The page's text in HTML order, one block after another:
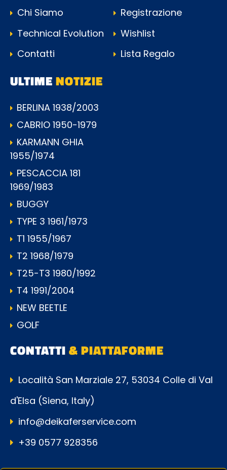
Chi Siamo
Technical Evolution
Contatti
Registrazione
Wishlist
Lista Regalo
ULTIMENOTIZIE
BERLINA 1938/2003
CABRIO 1950-1979
KARMANN GHIA
1955/1974
PESCACCIA 181
1969/1983
BUGGY
TYPE 3 1961/1973
T1 1955/1967
T2 1968/1979
T25-T3 1980/1992
T4 1991/2004
NEW BEETLE
GOLF
CONTATTI& PIATTAFORME
Località San Marziale 27, 53034 Colle di Val
d'Elsa (Siena, Italy)
info@deikaferservice.com
+39 0577 928356